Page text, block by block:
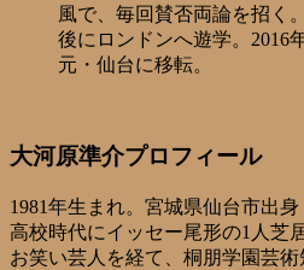
風で、毎回賛否両論を招く
後にロンドンへ遊学。2016
元・仙台に移転。
大河原準介プロフィール
1981年生まれ。宮城県仙台市出身
高校時代にイッセー尾形の1人芝
お笑い芸人を経て、桐朋学園芸